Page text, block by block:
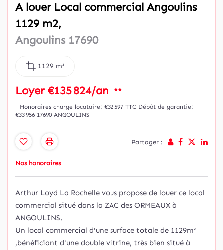
A louer Local commercial Angoulins
1129 m2,
Angoulins 17690
1129 m²
Loyer €135 824/an **
Honoraires charge locataire: €32 597 TTC Dépôt de garantie:
€33 956 17690 ANGOULINS
Partager :
Nos honoraires
Arthur Loyd La Rochelle vous propose de louer ce local
commercial situé dans la ZAC des ORMEAUX à
ANGOULINS.
Un local commercial d'une surface totale de 1129m²
,bénéficiant d'une double vitrine, très bien situé à